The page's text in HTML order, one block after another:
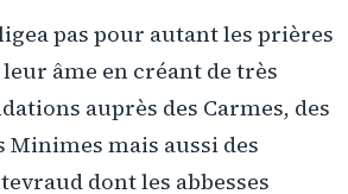
pas pour autant les prières
âme en créant de très
auprès des Carmes, des
Minimes mais aussi des
dont les abbesses